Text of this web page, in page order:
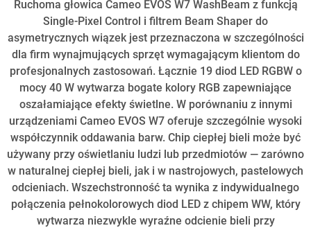
Ruchoma głowica Cameo EVOS W7 WashBeam z funkcją
Single-Pixel Control i filtrem Beam Shaper do
asymetrycznych wiązek jest przeznaczona w szczególności
dla firm wynajmujących sprzęt wymagającym klientom do
profesjonalnych zastosowań. Łącznie 19 diod LED RGBW o
mocy 40 W wytwarza bogate kolory RGB zapewniające
oszałamiające efekty świetlne. W porównaniu z innymi
urządzeniami Cameo EVOS W7 oferuje szczególnie wysoki
współczynnik oddawania barw. Chip ciepłej bieli może być
używany przy oświetlaniu ludzi lub przedmiotów — zarówno
w naturalnej ciepłej bieli, jak i w nastrojowych, pastelowych
odcieniach. Wszechstronność ta wynika z indywidualnego
połączenia pełnokolorowych diod LED z chipem WW, który
wytwarza niezwykle wyraźne odcienie bieli przy